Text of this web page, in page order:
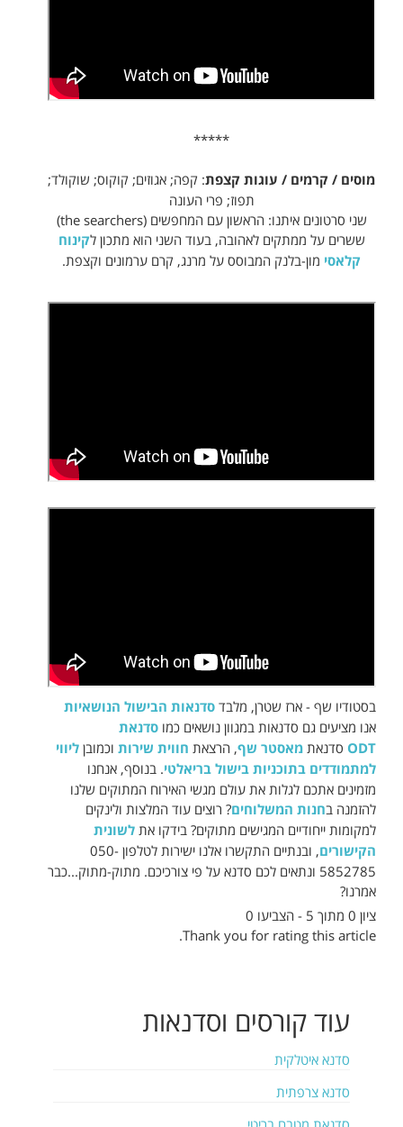
*****
מוסים / קרמים / עוגות קצפת: קפה; אגוזים; קוקוס; שוקולד;
תפוז; פרי העונה
שני סרטונים איתנו: הראשון עם המחפשים (the searchers)
ששרים על ממתקים לאהובה, בעוד השני הוא מתכון לקינוח
קלאסי מון-בלנק המבוסס על מרנג, קרם ערמונים וקצפת.
בסטודיו שף - ארז שטרן, מלבד סדנאות הבישול הנושאיות
אנו מציעים גם סדנאות במגוון נושאים כמו סדנאת
ODT סדנאת מאסטר שף, הרצאת חווית שירות וכמובן ליווי
למתמודדים בתוכניות בישול בריאלטי. בנוסף, אנחנו
מזמינים אתכם לגלות את עולם מגשי האירוח המתוקים שלנו
להזמנה בחנות המשלוחים? רוצים עוד המלצות ולינקים
למקומות ייחודיים המגישים מתוקים? בידקו את לשונית
הקישורים
, ובנתיים התקשרו אלנו ישירות לטלפון 050-
5852785 ונתאים לכם סדנא על פי צורכיכם. מתוק-מתוק...כבר
אמרנו?
ציון 0 מתוך 5 - הצביעו 0
Thank you for rating this article.
עוד קורסים וסדנאות
סדנא איטלקית
סדנא צרפתית